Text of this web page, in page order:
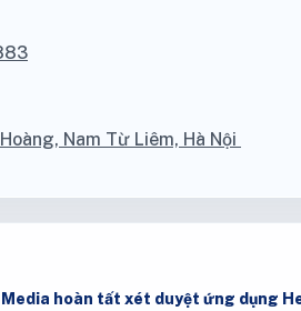
Nam Từ Liêm, Hà Nội
hoàn tất xét duyệt ứng dụng